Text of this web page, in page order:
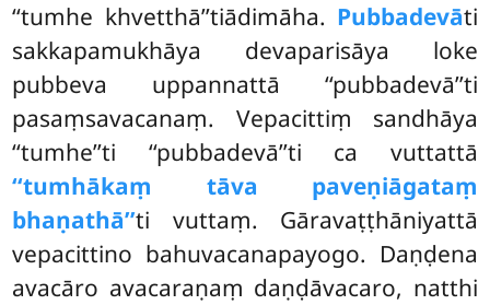
‘‘tumhe khvetthā’’tiādimāha. Pubbadevāti
sakkapamukhāya devaparisāya loke
pubbeva uppannattā ‘‘pubbadevā’’ti
pasaṃsavacanaṃ. Vepacittiṃ sandhāya
‘‘tumhe’’ti ‘‘pubbadevā’’ti ca vuttattā
‘‘tumhākaṃ tāva paveṇiāgataṃ
bhaṇathā’’ti vuttaṃ. Gāravaṭṭhāniyattā
vepacittino bahuvacanapayogo. Daṇḍena
avacāro avacaraṇaṃ daṇḍāvacaro, natthi